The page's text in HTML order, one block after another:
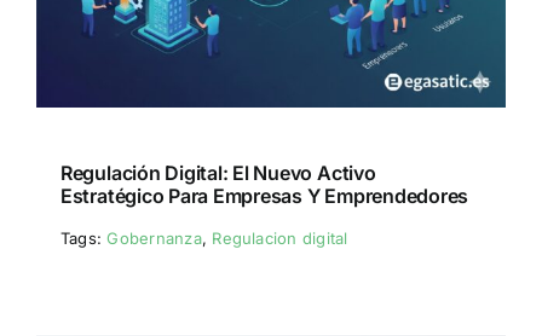
Regulación Digital: El Nuevo Activo
Estratégico Para Empresas Y Emprendedores
Tags:Gobernanza, Regulacion digital